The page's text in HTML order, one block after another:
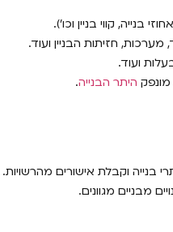
קווי בניין וכו’).
חזיתות הבניין ועוד.
ועוד.
היתר הבנייה.
וקבלת אישורים מהרשויות.
מבניים מגוונים.